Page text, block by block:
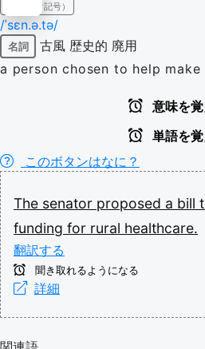
IPA（発音記号）
/ˈsɛn.ə.tə/
名詞 古風 歴史的 廃用
a person chosen to help
意味を
単語を
このボタンはなに？
The senator proposed a bill
funding for rural healthcare.
翻訳する
聞き取れるようになる
詳細